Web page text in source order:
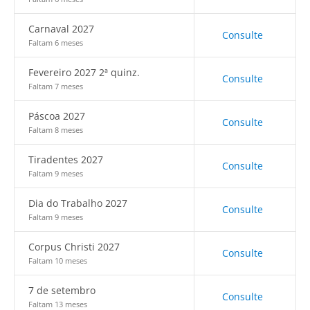
Carnaval 2027
Faltam 6 meses
Consulte
Fevereiro 2027 2ª quinz.
Faltam 7 meses
Consulte
Páscoa 2027
Faltam 8 meses
Consulte
Tiradentes 2027
Faltam 9 meses
Consulte
Dia do Trabalho 2027
Faltam 9 meses
Consulte
Corpus Christi 2027
Faltam 10 meses
Consulte
7 de setembro
Faltam 13 meses
Consulte